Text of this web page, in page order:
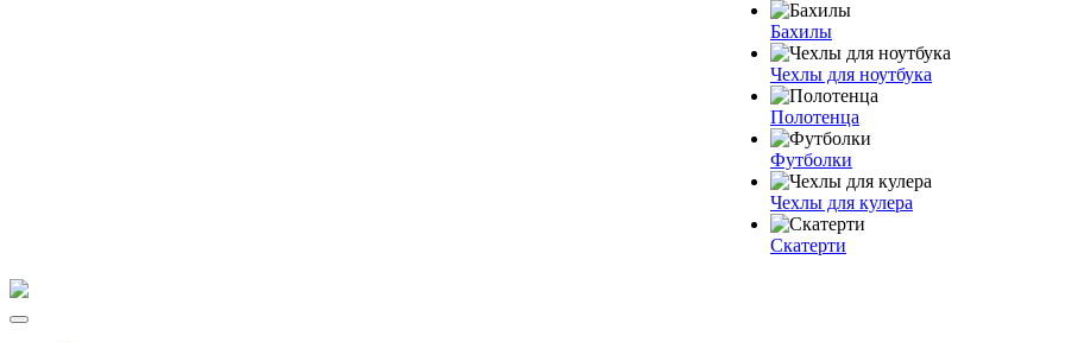
Бахилы
Чехлы для ноутбука
Полотенца
Футболки
Чехлы для кулера
Скатерти